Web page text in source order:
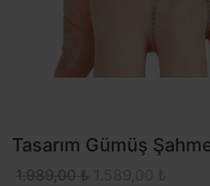
Tasarım Gümüş
1.989,00 ₺